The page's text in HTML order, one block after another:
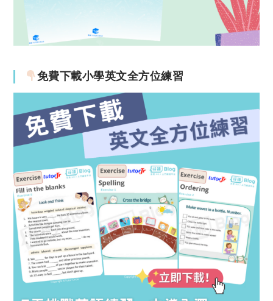
免費下載小學英文全方位練習